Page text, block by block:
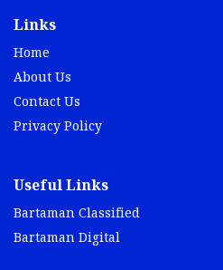
Links
Home
About Us
Contact Us
Privacy Policy
Useful Links
Bartaman Classified
Bartaman Digital